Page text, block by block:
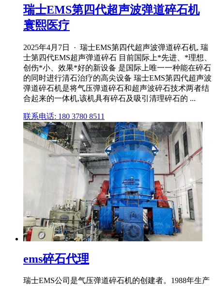
瑞士EMS第四代超声波弹道碎石机
寰熙医疗
2025年4月7日 · 瑞士EMS第四代超声波弹道碎石机, 瑞
士第四代EMS超声弹道碎石 目前国际上*先进、*理想、
创伤*小、效果*好的新设备 是国际上唯一一种能在碎石
的同时进行清石治疗的高尖设备 瑞士EMS第四代超声波
弹道碎石机是将气压弹道碎石和超声波碎石技术两者结
合起来的一体机,该机具有碎石及吸引清理碎石的 ...
联系电话: 180 3780 8511
ems碎石代理
瑞士EMS公司是气压弹道碎石机的创建者。1988年生产